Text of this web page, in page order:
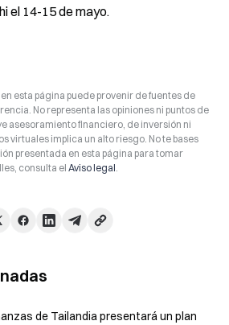
el 14-15 de mayo.
esta página puede provenir de fuentes de
No representa las opiniones ni puntos de
asesoramiento financiero, de inversión ni
virtuales implica un alto riesgo. No te bases
presentada en esta página para tomar
consulta el Aviso legal.
de Tailandia presentará un plan